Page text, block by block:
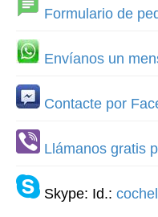
Formulario de
Envíanos un
Contacte por
Llámanos gratis
Skype: Id.: